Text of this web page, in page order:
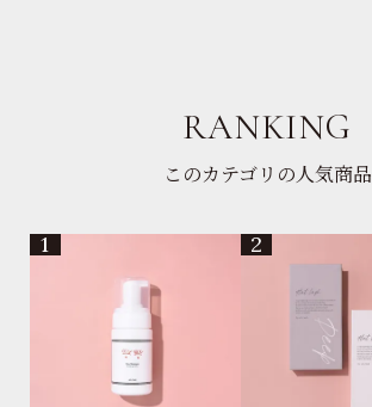
RANKING
このカテゴリの人気商品